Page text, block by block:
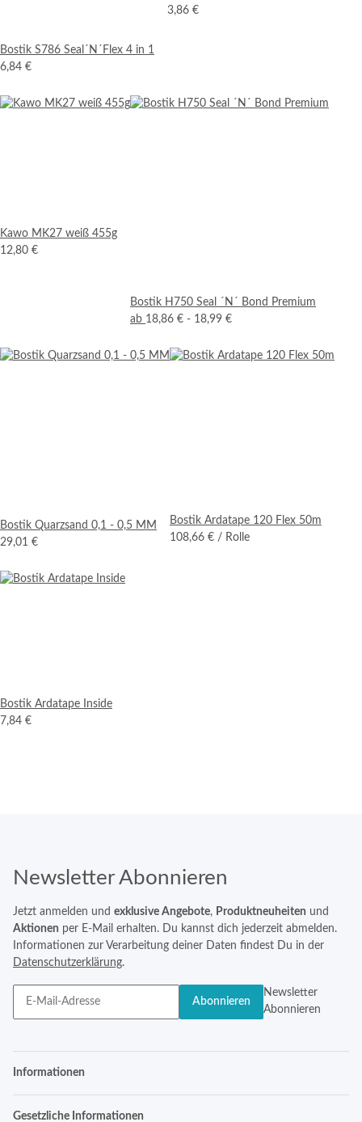
Bostik S786 Seal´N´Flex 4 in 1
6,84 €
3,86 €
Kawo MK27 weiß 455g
12,80 €
Bostik H750 Seal ´N´ Bond Premium
ab 18,86 € - 18,99 €
Bostik Quarzsand 0,1 - 0,5 MM
29,01 €
Bostik Ardatape 120 Flex 50m
108,66 € / Rolle
Bostik Ardatape Inside
7,84 €
Newsletter Abonnieren
Jetzt anmelden und exklusive Angebote, Produktneuheiten und
Aktionen per E-Mail erhalten. Du kannst dich jederzeit abmelden.
Informationen zur Verarbeitung deiner Daten findest Du in der
Datenschutzerklärung.
Abonnieren
Newsletter
Abonnieren
Informationen
Gesetzliche Informationen